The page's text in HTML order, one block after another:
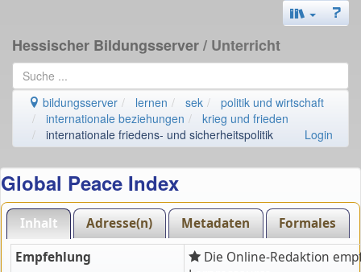
Hessischer Bildungsserver/ Unterricht
bildungsserver lernen sek
politik und wirtschaft
internationale beziehungen
krieg und frieden
internationale friedens- und sicherheitspolitik
Login
Global Peace Index
Inhalt Adresse(n) Metadaten Formales
Empfehlung
Die Online-Redaktion